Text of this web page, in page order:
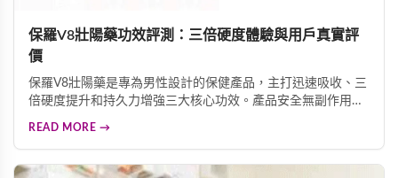
保羅V8壯陽藥功效評測：三倍硬度體驗與用戶真實評
價
保羅V8壯陽藥是專為男性設計的保健產品，主打迅速吸收、三
倍硬度提升和持久力增強三大核心功效。產品安全無副作用，
READ MORE →